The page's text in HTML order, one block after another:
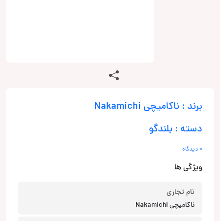
برند : ناکامیچی Nakamichi
دسته : بلندگو
0 دیدگاه
ویژگی ها
نام تجاری
ناکامیچی Nakamichi